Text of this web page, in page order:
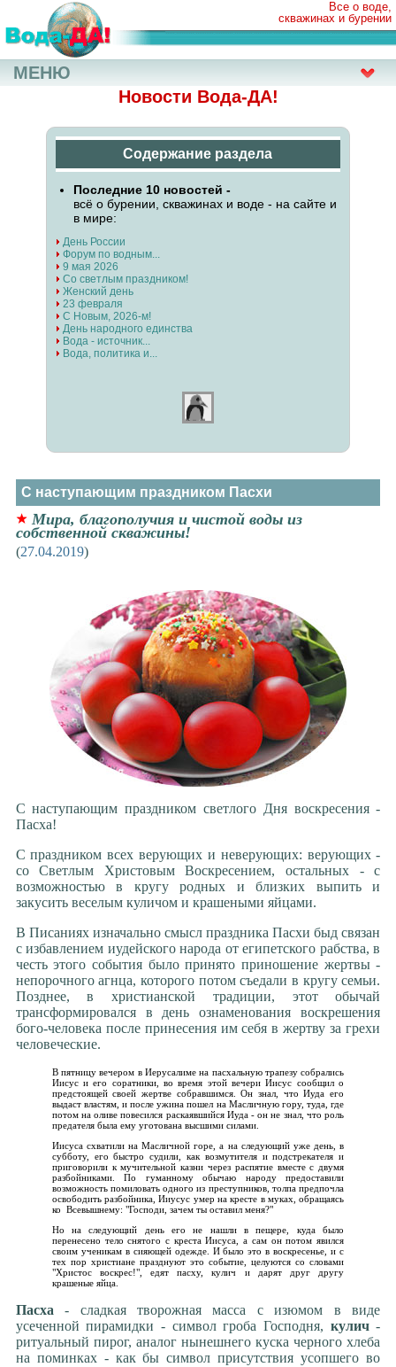
Все о воде,
скважинах и бурении
Новости Вода-ДА!
Содержание раздела
Последние 10 новостей -
всё о бурении, скважинах и воде - на сайте и
в мире:
День России
Форум по водным...
9 мая 2026
Со светлым праздником!
Женский день
23 февраля
С Новым, 2026-м!
День народного единства
Вода - источник...
Вода, политика и...
С наступающим праздником Пасхи
Мира, благополучия и чистой воды из
собственной скважины!
(27.04.2019)
С наступающим праздником светлого Дня воскресения -
Пасха!
С праздником всех верующих и неверующих: верующих -
со Светлым Христовым Воскресением, остальных - с
возможностью в кругу родных и близких выпить и
закусить веселым куличом и крашеными яйцами.
В Писаниях изначально смысл праздника Пасхи быд связан
с избавлением иудейского народа от египетского рабства, в
честь этого события было принято приношение жертвы -
непорочного агнца, которого потом съедали в кругу семьи.
Позднее, в христианской традиции, этот обычай
трансформировался в день ознаменования воскрешения
бого-человека после принесения им себя в жертву за грехи
человеческие.
В пятницу вечером в Иерусалиме на пасхальную трапезу собрались
Иисус и его соратники, во время этой вечери Иисус сообщил о
предстоящей своей жертве собравшимся. Он знал, что Иуда его
выдаст властям, и после ужина пошел на Масличную гору, туда, где
потом на оливе повесился раскаявшийся Иуда - он не знал, что роль
предателя была ему уготована высшими силами.
Иисуса схватили на Масличной горе, а на следующий уже день, в
субботу, его быстро судили, как возмутителя и подстрекателя и
приговорили к мучительной казни через распятие вместе с двумя
разбойниками. По гуманному обычаю народу предоставили
возможность помиловать одного из преступников, толпа предпочла
освободить разбойника, Ииусус умер на кресте в муках, обращаясь
ко Всевышнему: "Господи, зачем ты оставил меня?"
Но на следующий день его не нашли в пещере, куда было
перенесено тело снятого с креста Иисуса, а сам он потом явился
своим ученикам в сияющей одежде. И было это в воскресенье, и с
тех пор христиане празднуют это событие, целуются со словами
"Христос воскрес!", едят пасху, кулич и дарят друг другу
крашеные яйца.
Пасха - сладкая творожная масса с изюмом в виде
усеченной пирамидки - символ гроба Господня, кулич-
ритуальный пирог, аналог нынешнего куска черного хлеба
на поминках - как бы символ присутствия усопшего во
МЕНЮ